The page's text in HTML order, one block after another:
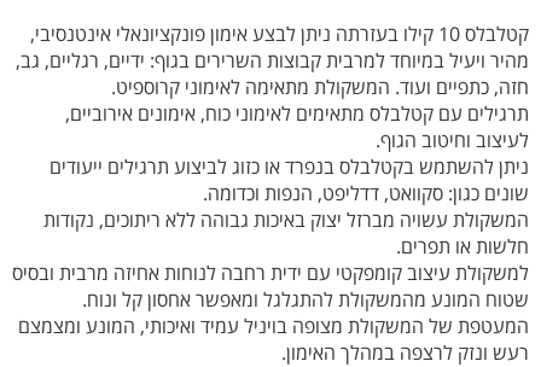
קטלבלס 10 קילו בעזרתה ניתן לבצע אימון פונקציונאלי אינטנסיבי,
מהיר ויעיל במיוחד למרבית קבוצות השרירים בגוף: ידיים, רגליים, גב,
חזה, כתפיים ועוד. המשקולת מתאימה לאימוני קרוספיט.
תרגילים עם קטלבלס מתאימים לאימוני כוח, אימונים אירוביים,
לעיצוב וחיטוב הגוף.
ניתן להשתמש בקטלבלס בנפרד או כזוג לביצוע תרגילים ייעודים
שונים כגון: סקוואט, דדליפט, הנפות וכדומה.
המשקולת עשויה מברזל יצוק באיכות גבוהה ללא ריתוכים, נקודות
חלשות או תפרים.
למשקולת עיצוב קומפקטי עם ידית רחבה לנוחות אחיזה מרבית ובסיס
שטוח המונע מהמשקולת להתגלגל ומאפשר אחסון קל ונוח.
המעטפת של המשקולת מצופה בויניל עמיד ואיכותי, המונע ומצמצם
רעש ונזק לרצפה במהלך האימון.